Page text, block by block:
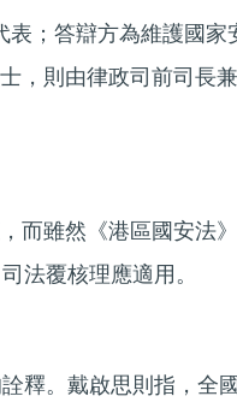
表；答辯方為維護國家
，則由律政司前司長兼
而雖然《港區國安法》
法覆核理應適用。
釋。戴啟思則指，全國